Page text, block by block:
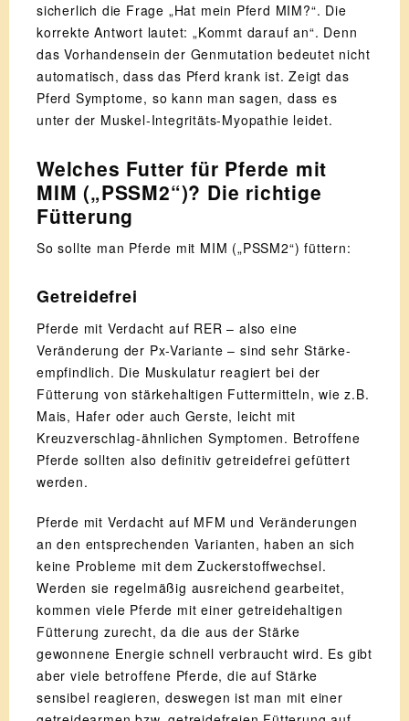
sicherlich die Frage „Hat mein Pferd MIM?“. Die
korrekte Antwort lautet: „Kommt darauf an“. Denn
das Vorhandensein der Genmutation bedeutet nicht
automatisch, dass das Pferd krank ist. Zeigt das
Pferd Symptome, so kann man sagen, dass es
unter der Muskel-Integritäts-Myopathie leidet.
Welches Futter für Pferde mit
MIM („PSSM2“)? Die richtige
Fütterung
So sollte man Pferde mit MIM („PSSM2“) füttern:
Getreidefrei
Pferde mit Verdacht auf RER – also eine
Veränderung der Px-Variante – sind sehr Stärke-
empfindlich. Die Muskulatur reagiert bei der
Fütterung von stärkehaltigen Futtermitteln, wie z.B.
Mais, Hafer oder auch Gerste, leicht mit
Kreuzverschlag-ähnlichen Symptomen. Betroffene
Pferde sollten also definitiv getreidefrei gefüttert
werden.
Pferde mit Verdacht auf MFM und Veränderungen
an den entsprechenden Varianten, haben an sich
keine Probleme mit dem Zuckerstoffwechsel.
Werden sie regelmäßig ausreichend gearbeitet,
kommen viele Pferde mit einer getreidehaltigen
Fütterung zurecht, da die aus der Stärke
gewonnene Energie schnell verbraucht wird. Es gibt
aber viele betroffene Pferde, die auf Stärke
sensibel reagieren, deswegen ist man mit einer